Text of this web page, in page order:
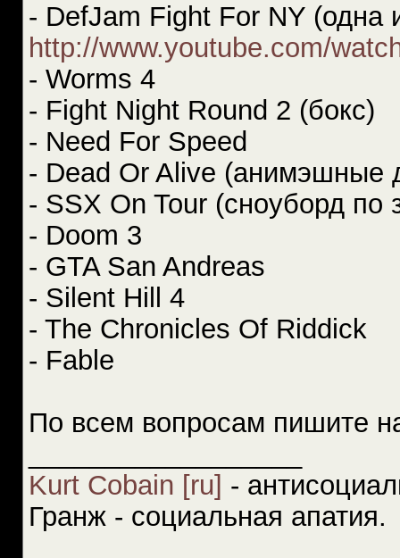
- DefJam Fight For NY (одна
http://www.youtube.com/
- Worms 4
- Fight Night Round 2 (бокс)
- Need For Speed
- Dead Or Alive (анимэшные
- SSX On Tour (сноуборд по
- Doom 3
- GTA San Andreas
- Silent Hill 4
- The Chronicles Of Riddick
- Fable
По всем вопросам пишите
Kurt Cobain [ru] -
Гранж - социальная апатия.